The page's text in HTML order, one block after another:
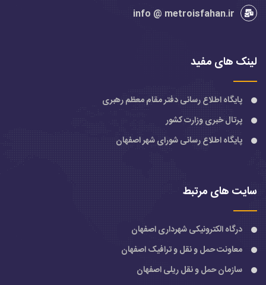
info @ metroisfahan.ir
لینک های مفید
پایگاه اطلاع رسانی دفتر مقام معظم رهبری
پرتال خبری وزارت کشور
پایگاه اطلاع رسانی شورای شهر اصفهان
سایت های مرتبط
درگاه الکترونیکی شهرداری اصفهان
معاونت حمل و نقل و ترافیک اصفهان
سازمان حمل و نقل ریلی اصفهان